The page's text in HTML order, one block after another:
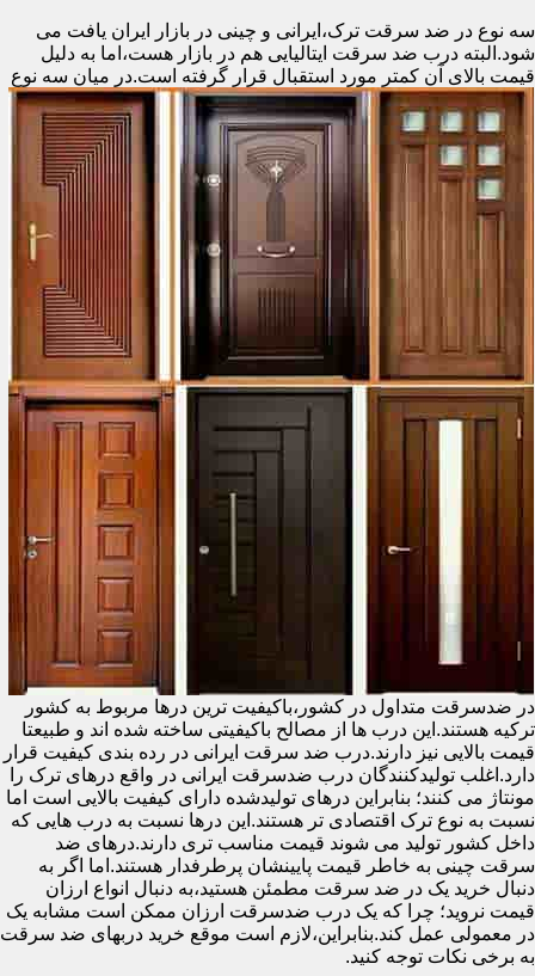
سه نوع در ضد سرقت ترک،ایرانی و چینی در بازار ایران یافت می
شود.البته درب ضد سرقت ایتالیایی هم در بازار هست،اما به دلیل
قیمت بالای آن کمتر مورد استقبال قرار گرفته است.در میان سه نوع
در ضدسرقت متداول در کشور،باکیفیت ترین درها مربوط به کشور
ترکیه هستند.این درب ها از مصالح باکیفیتی ساخته شده اند و طبیعتا
قیمت بالایی نیز دارند.درب ضد سرقت ایرانی در رده بندی کیفیت قرار
دارد.اغلب تولیدکنندگان درب ضدسرقت ایرانی در واقع درهای ترک را
مونتاژ می کنند؛ بنابراین درهای تولیدشده دارای کیفیت بالایی است اما
نسبت به نوع ترک اقتصادی تر هستند.این درها نسبت به درب هایی که
داخل کشور تولید می شوند قیمت مناسب تری دارند.درهای ضد
سرقت چینی به خاطر قیمت پایینشان پرطرفدار هستند.اما اگر به
دنبال خرید یک در ضد سرقت مطمئن هستید،به دنبال انواع ارزان
قیمت نروید؛ چرا که یک درب ضدسرقت ارزان ممکن است مشابه یک
در معمولی عمل کند.بنابراین،لازم است موقع خرید دربهای ضد سرقت
به برخی نکات توجه کنید.